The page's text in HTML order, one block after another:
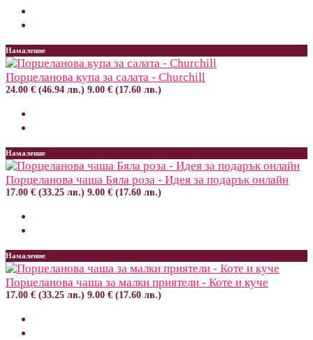
Намаление
Порцеланова купа за салата - Churchill
24.00 € (46.94 лв.) 9.00 € (17.60 лв.)
Намаление
Порцеланова чаша Бяла роза - Идея за подарък онлайн
17.00 € (33.25 лв.) 9.00 € (17.60 лв.)
Намаление
Порцеланова чаша за малки приятели - Коте и куче
17.00 € (33.25 лв.) 9.00 € (17.60 лв.)